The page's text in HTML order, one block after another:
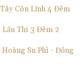
Côn Lĩnh 4 Đêm
Lầu Thi 3 Đêm 2
Su Phì - Đồng